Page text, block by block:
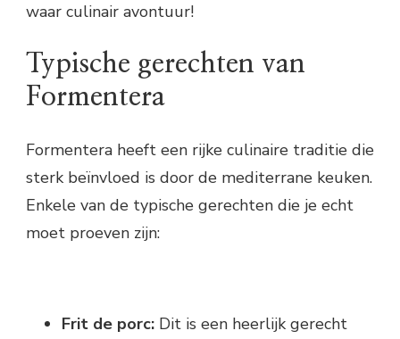
waar culinair avontuur!
Typische gerechten van
Formentera
Formentera heeft een rijke culinaire traditie die
sterk beïnvloed is door de mediterrane keuken.
Enkele van de typische gerechten die je echt
moet proeven zijn:
Frit de porc: Dit is een heerlijk gerecht